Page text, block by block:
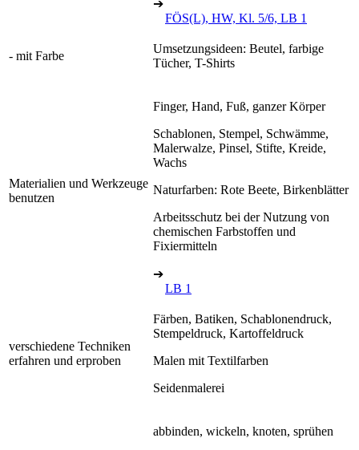
➔
FÖS(L), HW, Kl. 5/6, LB 1
- mit Farbe
Umsetzungsideen: Beutel, farbige
Tücher, T-Shirts
Materialien und Werkzeuge
benutzen
Finger, Hand, Fuß, ganzer Körper
Schablonen, Stempel, Schwämme,
Malerwalze, Pinsel, Stifte, Kreide,
Wachs
Naturfarben: Rote Beete, Birkenblätter
Arbeitsschutz bei der Nutzung von
chemischen Farbstoffen und
Fixiermitteln
➔
LB 1
verschiedene Techniken
erfahren und erproben
Färben, Batiken, Schablonendruck,
Stempeldruck, Kartoffeldruck
Malen mit Textilfarben
Seidenmalerei
abbinden, wickeln, knoten, sprühen